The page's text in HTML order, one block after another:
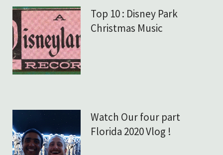
Top 10 : Disney Park
Christmas Music
Watch Our four part
Florida 2020 Vlog !